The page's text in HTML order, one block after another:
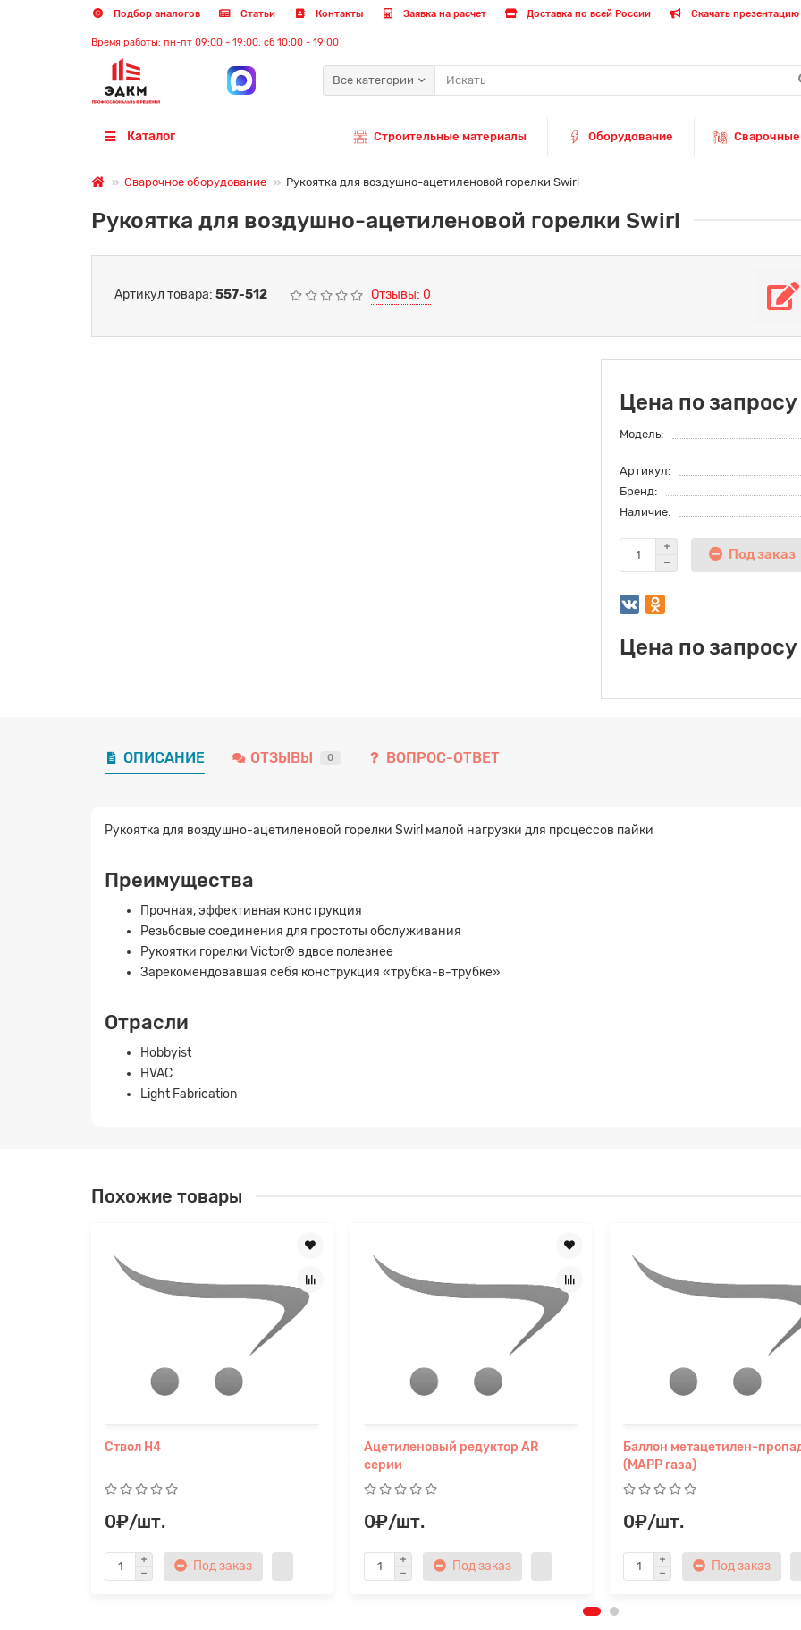
Подбор аналогов Статьи Контакты Заявка на расчет Доставка по всей России Скачать
Время работы: пн-пт 09:00 - 19:00, сб 10:00 - 19:00
Все категории
Каталог Строительные материалы Оборудование
Сварочное оборудование Рукоятка для воздушно-ацетиленовой горелки Swirl
Рукоятка для воздушно-ацетиленовой горелки Swirl
Артикул товара: 557-512 Отзывы: 0
Цена по запросу
Модель:
Артикул:
Бренд:
Наличие:
Под заказ
Цена по запросу
ОПИСАНИЕ ОТЗЫВЫ 0 ВОПРОС-ОТВЕТ
Рукоятка для воздушно-ацетиленовой горелки Swirl малой нагрузки для процессов пайки
Преимущества
Прочная, эффективная конструкция
Резьбовые соединения для простоты обслуживания
Рукоятки горелки Victor® вдвое полезнее
Зарекомендовавшая себя конструкция «трубка-в-трубке»
Отрасли
Hobbyist
HVAC
Light Fabrication
Похожие товары
Ствол H4
0₽/шт.
Под заказ
Ацетиленовый редуктор AR
серии
0₽/шт.
Под заказ
Баллон метацетилен-
(MAPP газа)
0₽/шт.
Под заказ